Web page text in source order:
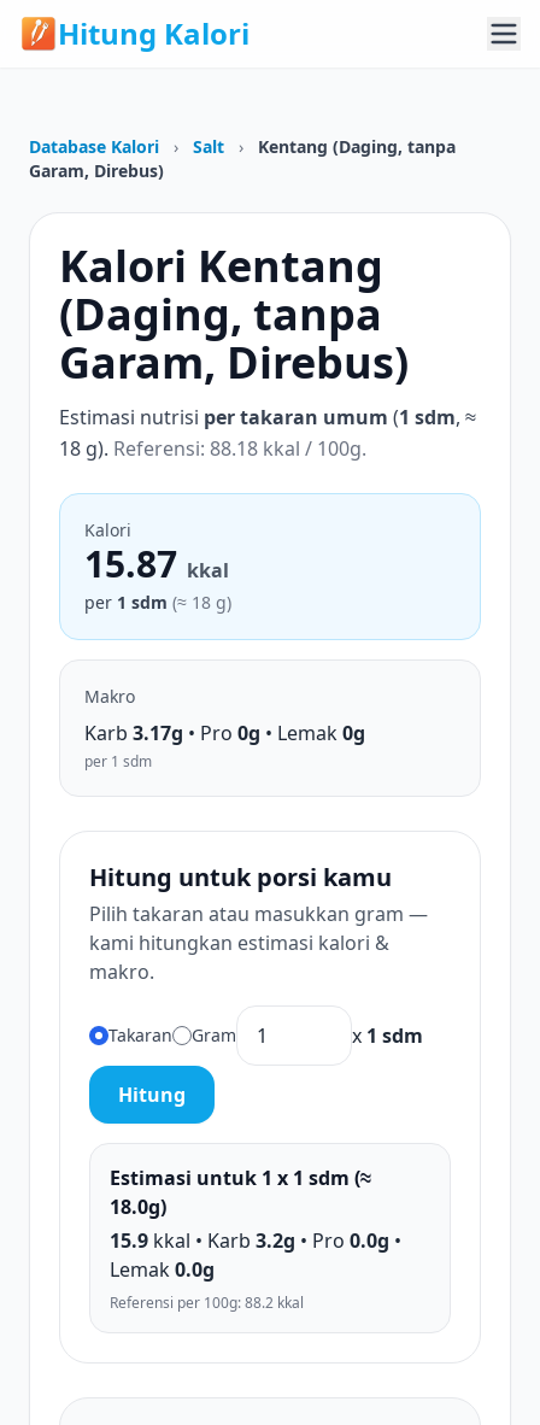
Hitung Kalori
Database Kalori › Salt ›
Kentang (Daging, tanpa
Garam, Direbus)
Kalori Kentang
(Daging, tanpa
Garam, Direbus)
Estimasi nutrisi per takaran umum (1 sdm, ≈
18 g). Referensi: 88.18 kkal / 100g.
Kalori
15.87 kkal
per 1 sdm (≈ 18 g)
Makro
Karb 3.17g • Pro 0g • Lemak0g
per 1 sdm
Hitung untuk porsi kamu
Pilih takaran atau masukkan gram —
kami hitungkan estimasi kalori &
makro.
Takaran Gram x 1 sdm
Hitung
Estimasi untuk 1 x 1 sdm (≈
18.0g)
15.9 kkal • Karb 3.2g • Pro 0.0g •
Lemak0.0g
Referensi per 100g: 88.2 kkal